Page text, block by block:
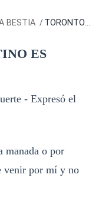
BESTIA / TORONTO - MI DESTINO ES AMARTE
ES
- Expresó el
manada o por
venir por mí y no